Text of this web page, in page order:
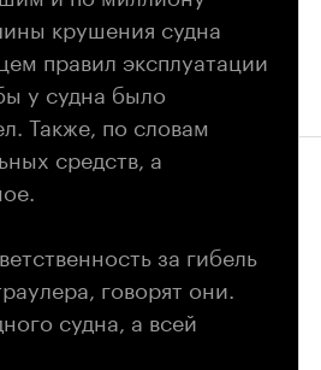
крушения судна
правил эксплуатации
у судна было
Также, по словам
средств, а
за гибель
говорят они.
судна, а всей